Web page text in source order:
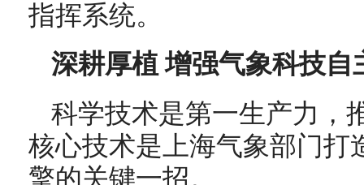
指挥系统。
深耕厚植 增强气象科技自
科学技术是第一生产力，
核心技术是上海气象部门打
擎的关键一招。